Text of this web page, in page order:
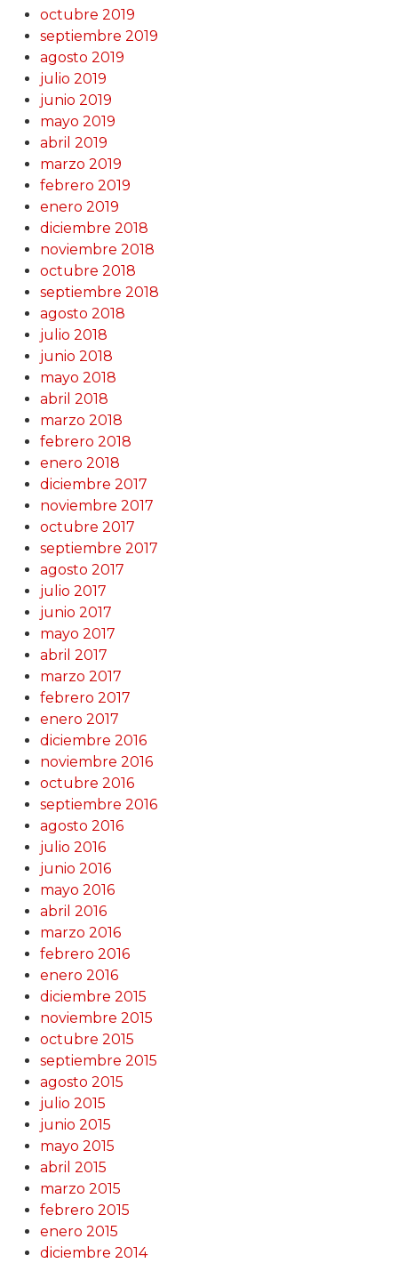
octubre 2019
septiembre 2019
agosto 2019
julio 2019
junio 2019
mayo 2019
abril 2019
marzo 2019
febrero 2019
enero 2019
diciembre 2018
noviembre 2018
octubre 2018
septiembre 2018
agosto 2018
julio 2018
junio 2018
mayo 2018
abril 2018
marzo 2018
febrero 2018
enero 2018
diciembre 2017
noviembre 2017
octubre 2017
septiembre 2017
agosto 2017
julio 2017
junio 2017
mayo 2017
abril 2017
marzo 2017
febrero 2017
enero 2017
diciembre 2016
noviembre 2016
octubre 2016
septiembre 2016
agosto 2016
julio 2016
junio 2016
mayo 2016
abril 2016
marzo 2016
febrero 2016
enero 2016
diciembre 2015
noviembre 2015
octubre 2015
septiembre 2015
agosto 2015
julio 2015
junio 2015
mayo 2015
abril 2015
marzo 2015
febrero 2015
enero 2015
diciembre 2014